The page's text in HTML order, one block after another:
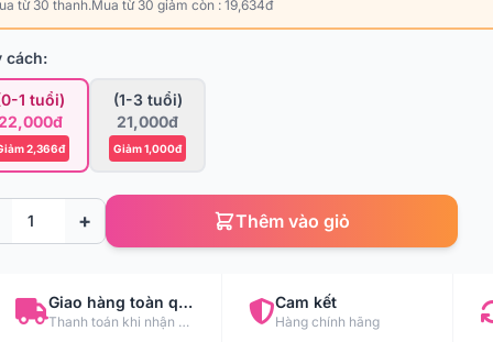
từ 30 thanh.Mua từ 30 giảm còn : 19,634đ
cách:
1 tuổi)
2,366đ
(1-3 tuổi)
21,000đ
Giảm 1,000đ
+ Thêm vào giỏ
Giao hàng toàn quốc
Thanh toán khi nhận hàng
Cam kết
Hàng chính hãng